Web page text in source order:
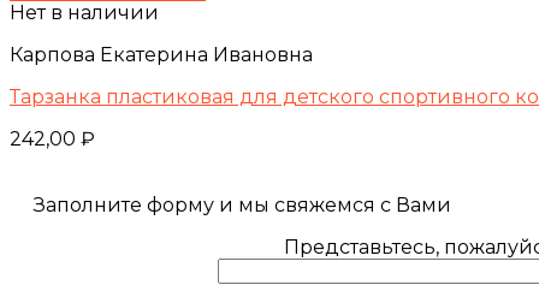
Нет в наличии
Карпова Екатерина Ивановна
Тарзанка пластиковая для детского спортивного
242,00 ₽
Заполните форму и мы свяжемся с Вами
Представьтесь,